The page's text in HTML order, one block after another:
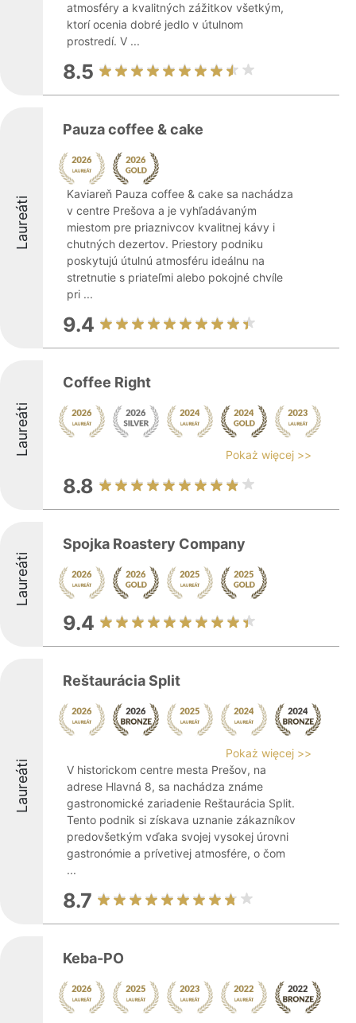
atmosféry a kvalitných zážitkov všetkým,
ktorí ocenia dobré jedlo v útulnom
prostredí. V ...
8.5
Laureáti
Pauza coffee & cake
Kaviareň Pauza coffee & cake sa nachádza
v centre Prešova a je vyhľadávaným
miestom pre priaznivcov kvalitnej kávy i
chutných dezertov. Priestory podniku
poskytujú útulnú atmosféru ideálnu na
stretnutie s priateľmi alebo pokojné chvíle
pri ...
9.4
Laureáti
Coffee Right
Pokaż więcej >>
8.8
Laureáti
Spojka Roastery Company
9.4
Laureáti
Reštaurácia Split
Pokaż więcej >>
V historickom centre mesta Prešov, na
adrese Hlavná 8, sa nachádza známe
gastronomické zariadenie Reštaurácia Split.
Tento podnik si získava uznanie zákazníkov
predovšetkým vďaka svojej vysokej úrovni
gastronómie a prívetivej atmosfére, o čom
...
8.7
Keba-PO